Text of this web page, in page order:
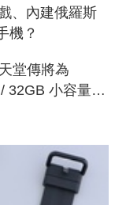
、內建俄羅斯
機？
堂傳將為
32GB 小容量遊